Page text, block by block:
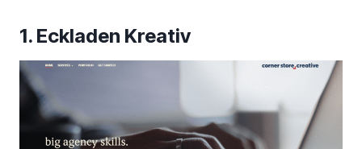
1. Eckladen Kreativ